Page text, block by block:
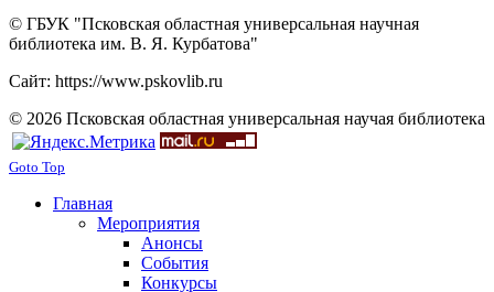
© ГБУК "Псковская областная универсальная научная
библиотека им. В. Я. Курбатова"
Сайт: https://www.pskovlib.ru
© 2026 Псковская областная универсальная научая библиотека
Goto Top
Главная
Мероприятия
Анонсы
События
Конкурсы